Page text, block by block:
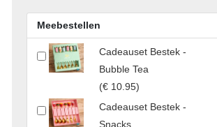
Meebestellen
Cadeauset Bestek -
Bubble Tea
(€ 10.95)
Cadeauset Bestek -
Snacks